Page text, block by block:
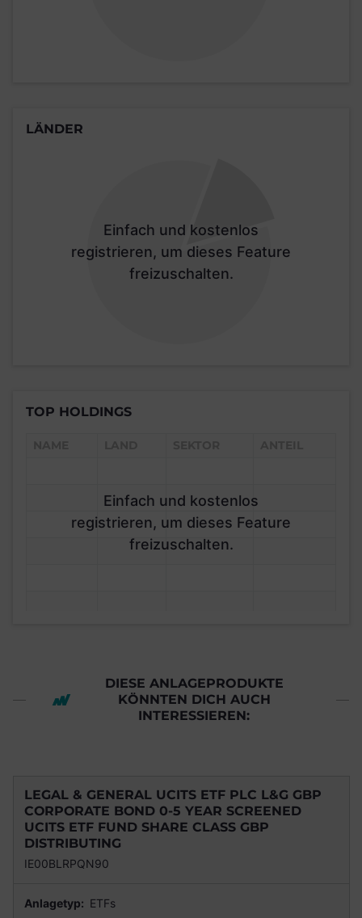
LÄNDER
Einfach und kostenlos
registrieren, um dieses Feature
freizuschalten.
TOP HOLDINGS
Einfach und kostenlos
registrieren, um dieses Feature
freizuschalten.
DIESE ANLAGEPRODUKTE
KÖNNTEN DICH AUCH
INTERESSIEREN:
LEGAL & GENERAL UCITS ETF PLC L&G GBP
CORPORATE BOND 0-5 YEAR SCREENED
UCITS ETF FUND SHARE CLASS GBP
DISTRIBUTING
IE00BLRPQN90
Anlagetyp: ETFs